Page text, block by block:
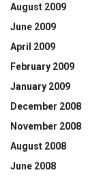
August 2009
June 2009
April 2009
February 2009
January 2009
December 2008
November 2008
August 2008
June 2008